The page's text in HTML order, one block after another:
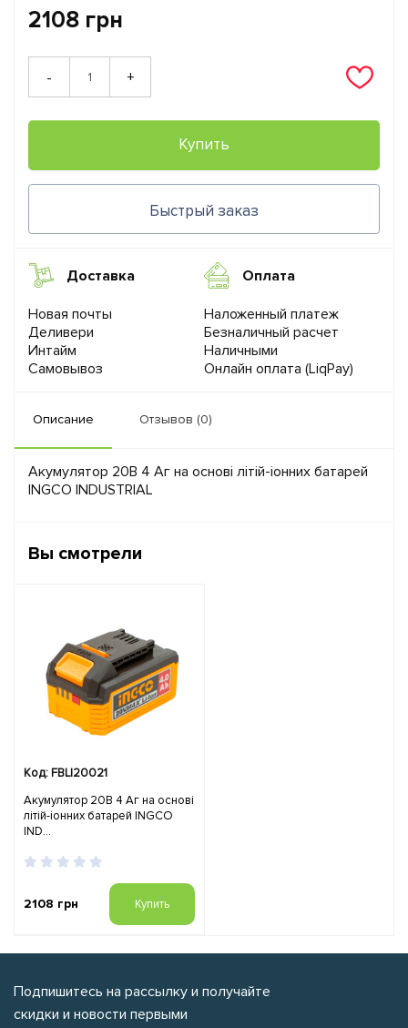
2108 грн
- +
Купить
Быстрый заказ
Доставка
Новая почты
Деливери
Интайм
Самовывоз
Оплата
Наложенный платеж
Безналичный расчет
Наличными
Онлайн оплата (LiqPay)
Описание Отзывов (0)
Акумулятор 20В 4 Аг на основі літій-іонних батарей
INGCO INDUSTRIAL
Вы смотрели
Код: FBLI20021
Акумулятор 20В 4 Аг на основі
літій-іонних батарей INGCO
IND...
2108 грн Купить
Подпишитесь на рассылку и получайте
скидки и новости первыми